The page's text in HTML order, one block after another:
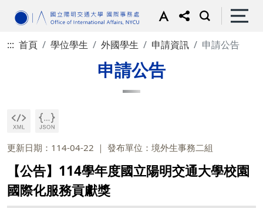
::: 首頁 學位學生 外國學生 申請資訊 申請公告
申請公告
更新日期：114-04-22 發布單位：境外生事務二組
【公告】114學年度國立陽明交通大學校園
國際化服務貢獻獎